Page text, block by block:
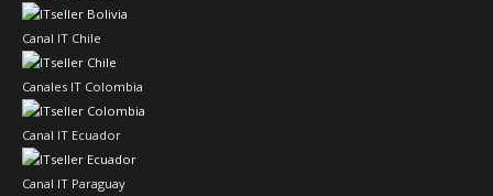
Canal IT Chile
Canales IT Colombia
Canal IT Ecuador
Canal IT Paraguay